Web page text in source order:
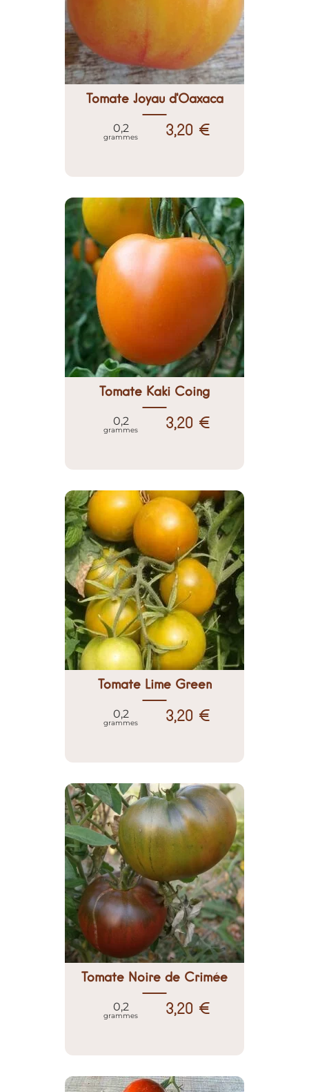
Tomate Joyau d'Oaxaca
0,2
grammes 3,20 €
Tomate Kaki Coing
0,2
grammes 3,20 €
Tomate Lime Green
0,2
grammes 3,20 €
Tomate Noire de Crimée
0,2
grammes 3,20 €